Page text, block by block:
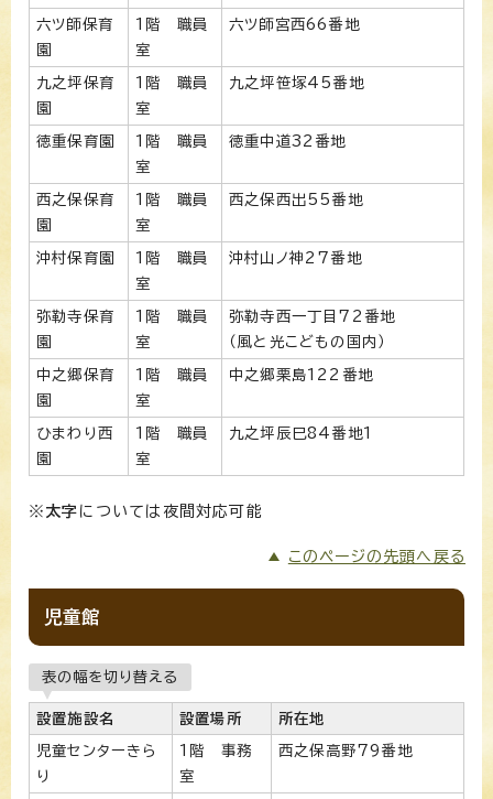
六ツ師保育
園
1階 職員
室
六ツ師宮西66番地
九之坪保育
園
1階 職員
室
九之坪笹塚45番地
徳重保育園
1階 職員
室
徳重中道32番地
西之保保育
園
1階 職員
室
西之保西出55番地
沖村保育園
1階 職員
室
沖村山ノ神27番地
弥勒寺保育
園
1階 職員
室
弥勒寺西一丁目72番地
（風と光こどもの国内）
中之郷保育
園
1階 職員
室
中之郷栗島122番地
ひまわり西
園
1階 職員
室
九之坪辰巳84番地1
※ 太字 については夜間対応可能
このページの先頭へ戻る
児童館
表の幅を切り替える
設置施設名 設置場所 所在地
児童センターきら
り
1階 事務
室
西之保高野79番地